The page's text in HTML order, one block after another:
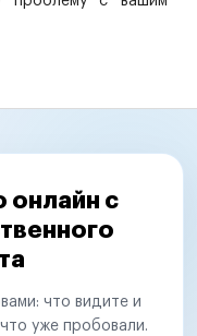
онлайн с
что видите и
уже пробовали.